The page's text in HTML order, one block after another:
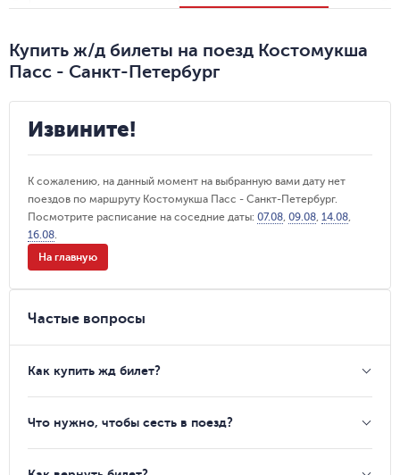
Купить ж/д билеты на поезд Костомукша
Пасс - Санкт-Петербург
Извините!
К сожалению, на данный момент на выбранную вами дату нет
поездов по маршруту Костомукша Пасс - Санкт-Петербург.
Посмотрите расписание на соседние даты: 07.08, 09.08, 14.08,
16.08.
На главную
Частые вопросы
Как купить жд билет?
Что нужно, чтобы сесть в поезд?